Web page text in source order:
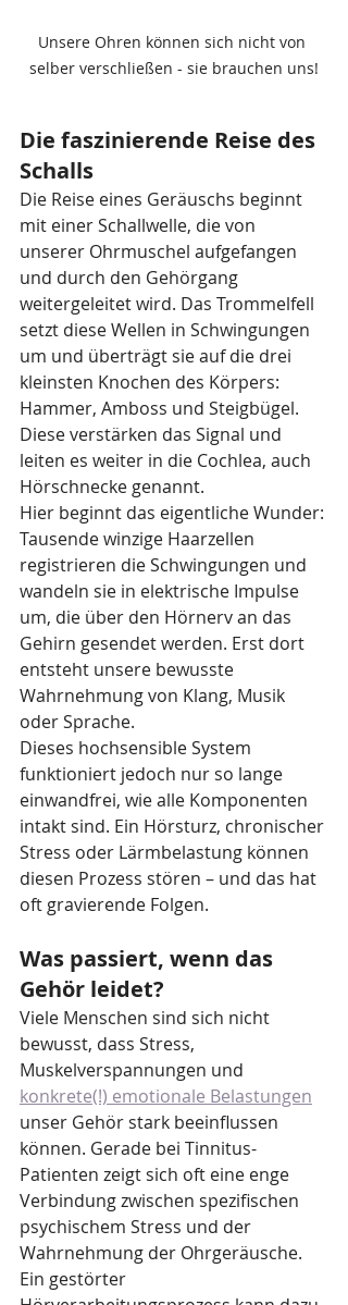
Unsere Ohren können sich nicht von
selber verschließen - sie brauchen uns!
Die faszinierende Reise des
Schalls
Die Reise eines Geräuschs beginnt
mit einer Schallwelle, die von
unserer Ohrmuschel aufgefangen
und durch den Gehörgang
weitergeleitet wird. Das Trommelfell
setzt diese Wellen in Schwingungen
um und überträgt sie auf die drei
kleinsten Knochen des Körpers:
Hammer, Amboss und Steigbügel.
Diese verstärken das Signal und
leiten es weiter in die Cochlea, auch
Hörschnecke genannt.
Hier beginnt das eigentliche Wunder:
Tausende winzige Haarzellen
registrieren die Schwingungen und
wandeln sie in elektrische Impulse
um, die über den Hörnerv an das
Gehirn gesendet werden. Erst dort
entsteht unsere bewusste
Wahrnehmung von Klang, Musik
oder Sprache.
Dieses hochsensible System
funktioniert jedoch nur so lange
einwandfrei, wie alle Komponenten
intakt sind. Ein Hörsturz, chronischer
Stress oder Lärmbelastung können
diesen Prozess stören – und das hat
oft gravierende Folgen.
Was passiert, wenn das
Gehör leidet?
Viele Menschen sind sich nicht
bewusst, dass Stress,
Muskelverspannungen und
konkrete(!) emotionale Belastungen
unser Gehör stark beeinflussen
können. Gerade bei Tinnitus-
Patienten zeigt sich oft eine enge
Verbindung zwischen spezifischen
psychischem Stress und der
Wahrnehmung der Ohrgeräusche.
Ein gestörter